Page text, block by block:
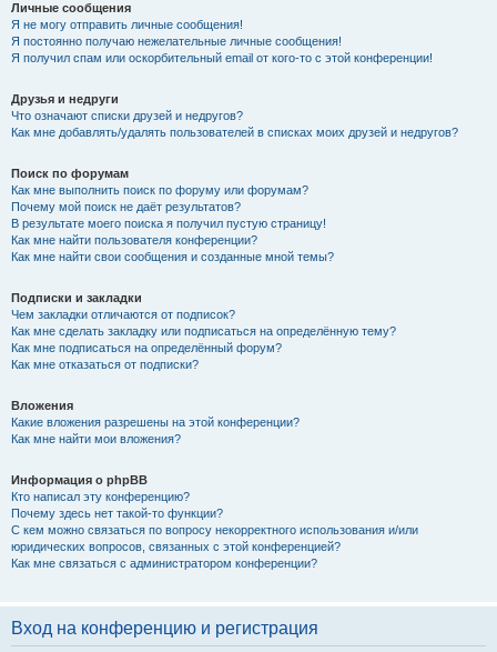
Личные сообщения
Я не могу отправить личные сообщения!
Я постоянно получаю нежелательные личные сообщения!
Я получил спам или оскорбительный email от кого-то с этой конференции!
Друзья и недруги
Что означают списки друзей и недругов?
Как мне добавлять/удалять пользователей в списках моих друзей и недругов?
Поиск по форумам
Как мне выполнить поиск по форуму или форумам?
Почему мой поиск не даёт результатов?
В результате моего поиска я получил пустую страницу!
Как мне найти пользователя конференции?
Как мне найти свои сообщения и созданные мной темы?
Подписки и закладки
Чем закладки отличаются от подписок?
Как мне сделать закладку или подписаться на определённую тему?
Как мне подписаться на определённый форум?
Как мне отказаться от подписки?
Вложения
Какие вложения разрешены на этой конференции?
Как мне найти мои вложения?
Информация о phpBB
Кто написал эту конференцию?
Почему здесь нет такой-то функции?
С кем можно связаться по вопросу некорректного использования и/или
юридических вопросов, связанных с этой конференцией?
Как мне связаться с администратором конференции?
Вход на конференцию и регистрация